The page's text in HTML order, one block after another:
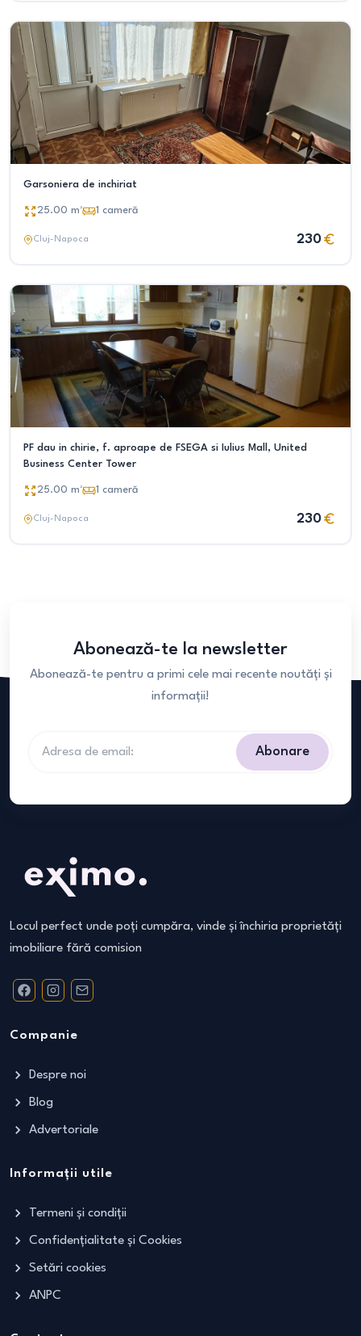
Garsoniera de inchiriat
25.00 m² 1 cameră
Cluj-Napoca 230
PF dau in chirie, f. aproape de FSEGA si Iulius Mall, United
Business Center Tower
25.00 m² 1 cameră
Cluj-Napoca 230
Abonează-te la newsletter
Abonează-te pentru a primi cele mai recente noutăți și
informații!
Abonare
Locul perfect unde poți cumpăra, vinde și închiria proprietăți
imobiliare fără comision
Companie
Despre noi
Blog
Advertoriale
Informații utile
Termeni și condiții
Confidențialitate și Cookies
Setări cookies
ANPC